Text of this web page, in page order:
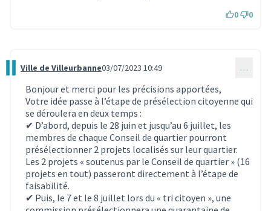
0 0
Commentaire 2783
Ville de Villeurbanne03/07/2023 10:49 …
Bonjour et merci pour les précisions apportées,
Votre idée passe à l’étape de présélection citoyenne qui
se déroulera en deux temps :
✔ D’abord, depuis le 28 juin et jusqu’au 6 juillet, les
membres de chaque Conseil de quartier pourront
présélectionner 2 projets localisés sur leur quartier.
Les 2 projets « soutenus par le Conseil de quartier » (16
projets en tout) passeront directement à l’étape de
faisabilité.
✔ Puis, le 7 et le 8 juillet lors du « tri citoyen », une